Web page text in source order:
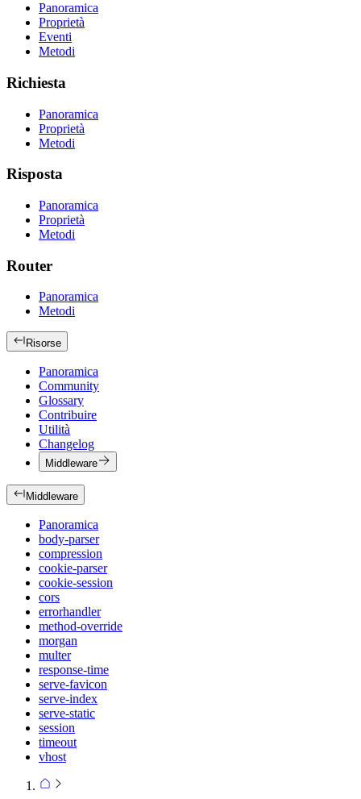
Panoramica
Proprietà
Eventi
Metodi
Richiesta
Panoramica
Proprietà
Metodi
Risposta
Panoramica
Proprietà
Metodi
Router
Panoramica
Metodi
Risorse
Panoramica
Community
Glossary
Contribuire
Utilità
Changelog
Middleware
Middleware
Panoramica
body-parser
compression
cookie-parser
cookie-session
cors
errorhandler
method-override
morgan
multer
response-time
serve-favicon
serve-index
serve-static
session
timeout
vhost